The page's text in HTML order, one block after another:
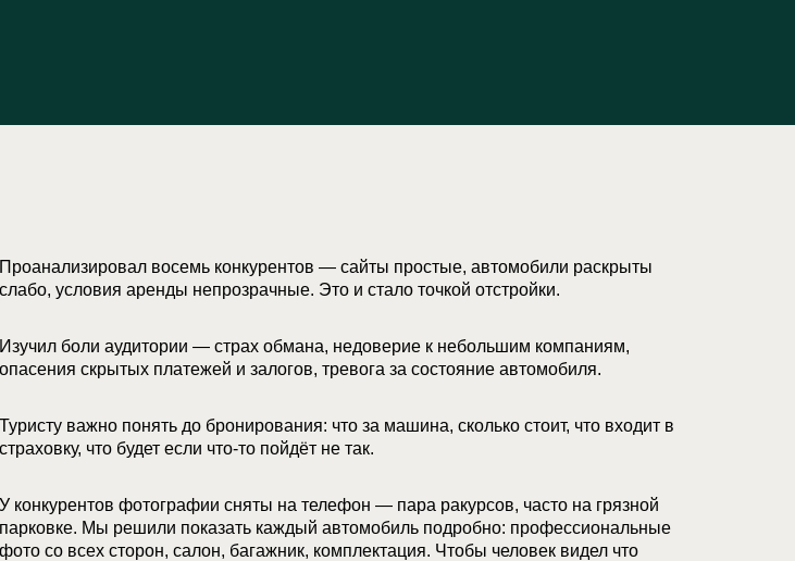
Проанализировал восемь конкурентов — сайты простые, автомобили раскрыты
слабо, условия аренды непрозрачные. Это и стало точкой отстройки.
Изучил боли аудитории — страх обмана, недоверие к небольшим компаниям,
опасения скрытых платежей и залогов, тревога за состояние автомобиля.
Туристу важно понять до бронирования: что за машина, сколько стоит, что входит в
страховку, что будет если что-то пойдёт не так.
У конкурентов фотографии сняты на телефон — пара ракурсов, часто на грязной
парковке. Мы решили показать каждый автомобиль подробно: профессиональные
фото со всех сторон, салон, багажник, комплектация. Чтобы человек видел что